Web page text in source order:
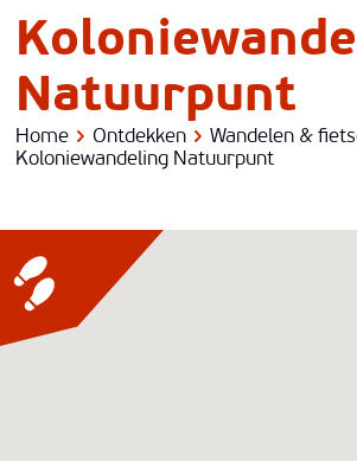
Natuurpunt
Home Ontdekken
Wandelen &
Koloniewandeling Natuurpunt